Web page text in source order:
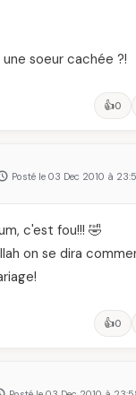
soeur cachée ?!
👍0
Posté le 03 Dec 2010 à
c'est fou!!! 🤣
on se dira
👍0